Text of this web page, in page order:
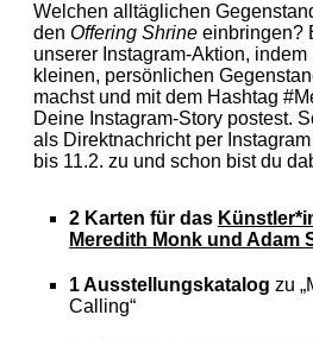
Welchen alltäglichen
den Offering Shrine einbringen?
unserer Instagram-Aktion,
kleinen, persönlichen
machst und mit dem Hashtag
Deine Instagram-Story postest.
als Direktnachricht per Instagram
bis 11.2. zu und schon bist du
2 Karten für das
Meredith Monk und Adam
1 Ausstellungskatalog zu
Calling“